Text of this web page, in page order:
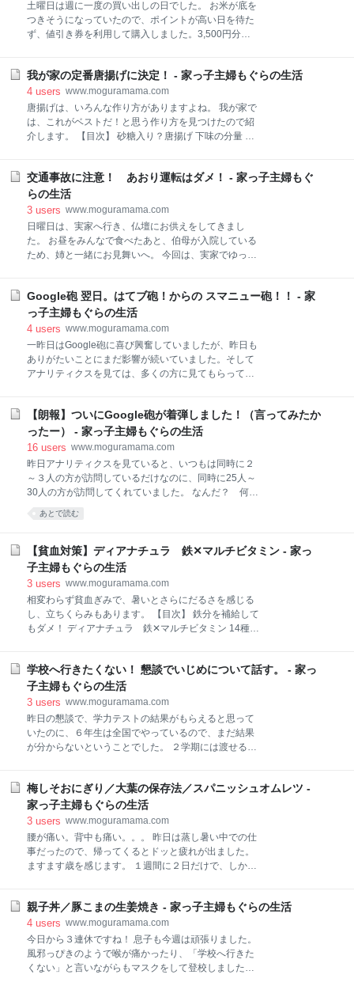
シ
広告を配置したい場所にもなぜかネイティブ広告が表示されています。
ネイティブ広告は幅をとっているので元に戻そうかな？と思っています
が、まだ作業に移れていません。設定を変更するのも大変なので、もう
土曜日は週に一度の買い出しの日でした。 お米が底を
つきそうになっていたので、ポイントが高い日を待た
ず、値引き券を利用して購入しました。3,500円分も
てくれたらいいのにー！！！ サービスカウンターへ行
けば、一ヶ月間の予定って教えてくれるのかな？ 北海
道産 真ほっけ昆布干し お刺身を買うことが多かった
ので、今回は焼き魚を食べようと思い、ホッケを買い
ました。２尾で498円（税抜）です。 昔はよく居酒屋
グリルで焼こうかと思いましたが、コンロを買い替え
てからグリルは使わないように換気部分を覆っている
ので、いつものようにフライパンで焼きました。 頭の
位置を逆にすると２尾入ったので、無事同時に焼くこ
とが出来ま
我が家の定番唐揚げに決定！ - 家っ子主婦もぐらの生活
4 users www.moguramama.com
唐揚げは、いろんな作り方がありますよね。 我が家で
は、これがベストだ！と思う作り方を見つけたので紹
介します。 【目次】 砂糖入り？唐揚げ 下味の分量 め
で、すでに紹介済みです。 はい、こちら～！！ 下味の
分量 ５～６人前（鶏もも肉４枚分）の下味はこちら。
醤油 大さじ２ 塩 小さじ１ 酒 大さじ１ 砂糖 大
さじ1.5 すりおろしにんにく １片分 こしょう 少々
ですが！ 我が家はいつも鶏もも肉１枚しか使わないの
で、下味の分量を半分にしています。 この日は、息子
もらいました。 しっかり下味も揉み込まれておいしく
なったよ～♬ めちゃうま唐揚げ カラッと作るには、下
味をつけたあと、しっかり水分を切ります。
交通事故に注意！ あおり運転はダメ！ - 家っ子主婦もぐ
らの生活
3 users www.moguramama.com
日曜日は、実家へ行き、仏壇にお供えをしてきまし
た。 お昼をみんなで食べたあと、伯母が入院している
ため、姉と一緒にお見舞いへ。 今回は、実家でゆっく
の降りてきたー！ 交通事故に注意！ 伯母は、見通しの
よい交差点で跳ね飛ばされました。 伯母はバイク、相
手は車です。相手側に「止まれ」の表示がデカデカと
道路に書かれています。ノンストップで跳ね飛ばされ
たため、伯母は川に落ちてしまいました。 いろんな箇
所を骨折した伯母ですが、手術は手のみで、他は自然
しながら話しをしていました。 交通事故は見ても注
意！聞いても注意！という感じで受け止めています。
「あなたも気をつけなきゃダメなのよ」と言われてい
るというこ
Google砲 翌日。はてブ砲！からの スマニュー砲！！ - 家
っ子主婦もぐらの生活
4 users www.moguramama.com
一昨日はGoogle砲に喜び興奮していましたが、昨日も
ありがたいことにまだ影響が続いていました。そして
アナリティクスを見ては、多くの方に見てもらってい
マニュー砲着弾！！ Google・はてブ・スマニュー砲
の結果発表！ 連日アクセス数アップ！ Google砲が着
弾した記事は８月１日の記事でした。 しばらくはこの
記事へのアクセスが１位になっていましたが、15時半
頃確認してみると、昨日の記事へのアクセス数が伸び
ていました。 ⇩昨日の記事です。 はてブ砲着弾！ 昨日
１位でしたが、15時半の段階で、はてなブックマーク
てなブックマークのページを開いてみると ありました
ー！！！ 新着エントリーのテクノ
【朗報】ついにGoogle砲が着弾しました！（言ってみたか
ったー） - 家っ子主婦もぐらの生活
16 users www.moguramama.com
昨日アナリティクスを見ていると、いつもは同時に２
～３人の方が訪問しているだけなのに、同時に25人～
30人の方が訪問してくれていました。 なんだ？ 何が
あったんだー？ 【目次】 Google砲なの！？ Google砲
が着弾した記事 アクセス数 結果発表！ Google砲な
砲だとか言われているので、もしかして？と期待しま
したが、はてなのアクセス解析には出ていませんでし
た。 どこから流れてきているのか知りたくて調べてみ
ところ、はてなのアクセス解析のところに
googleads.g.doubleclick.net からのアクセスが増えて
いました。 でも、これってGoogle砲なの？ 他では違
えずアクセス半端なくなっていたので、Googleアプリ
を入れ
あとで読む
【貧血対策】ディアナチュラ 鉄✕マルチビタミン - 家っ
子主婦もぐらの生活
3 users www.moguramama.com
相変わらず貧血ぎみで、暑いとさらにだるさを感じる
し、立ちくらみもあります。 【目次】 鉄分を補給して
もダメ！ ディアナチュラ 鉄✕マルチビタミン 14種類
リ「ヘム鉄」は効果が見られず、数年飲んでいたもの
の、やめてしまいました。 「マスチゲン錠」も全く効
果がなく、飲んでいたときの血液検査でさえひっかか
ってしまいました。 毎年、健康診断で「鉄欠乏性貧
血」と診断されます。 鉄を貯蔵しておくために必要な
フェリチンの数値を調べるため、健康診断の採血だけ
れず、鉄剤と胃薬を処方されます。 鉄剤は「フェロミ
ア錠」、胃薬は「レバミピド錠」です。 かかりつけの
内科の先生からは「生理のあとに飲むといい」と言わ
れて
学校へ行きたくない！ 懇談でいじめについて話す。 - 家っ
子主婦もぐらの生活
3 users www.moguramama.com
昨日の懇談で、学力テストの結果がもらえると思って
いたのに、６年生は全国でやっているので、まだ結果
が分からないということでした。 ２学期には渡せると
日の対応 授業中に孤立 所詮他人事 夏休みを満喫した
い！ 個別懇談 懇談に行く前に、息子といろいろ話しま
した。 「先生に伝えたいことはある？」と聞くと、や
はりイジメについて話してきましたが、細かいことを
含めていろいろありすぎて、何をどう話していいのか
分からなくなっていました。 「学校が楽しくない」
ことを伝えました。 自分はやっていないのに、やった
と決めつけられて文句を言ってくるそうです。 息子自
身も、どうすればいいのか分からなくなっているよう
でした
梅しそおにぎり／大葉の保存法／スパニッシュオムレツ -
家っ子主婦もぐらの生活
3 users www.moguramama.com
腰が痛い。背中も痛い。。。 昨日は蒸し暑い中での仕
事だったので、帰ってくるとドッと疲れが出ました。
ますます歳を感じます。 １週間に２日だけで、しかも
そおにぎり 大葉の保存法 スパニッシュオムレツ 参考
レシピ 晩ごはん 梅しそおにぎり 水曜日。 暑い日だっ
たので、さっぱりしたおにぎりを作りました。 実家か
らもらっていた梅干しと大葉の千切り、ごまを混ぜて
ラップで握りました。 塩を入れなくても梅の塩分と大
親子丼／豚こまの生姜焼き - 家っ子主婦もぐらの生活
4 users www.moguramama.com
今日から３連休ですね！ 息子も今週は頑張りました。
風邪っぴきのようで喉が痛かったり、「学校へ行きた
くない」と言いながらもマスクをして登校しました。